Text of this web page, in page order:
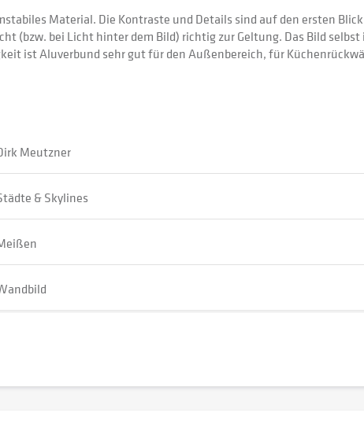
Material. Die Kontraste und Details sind auf den ersten
(bzw. bei Licht hinter dem Bild) richtig zur Geltung. Das Bild
ist Aluverbund sehr gut für den Außenbereich, für
Meutzner
& Skylines